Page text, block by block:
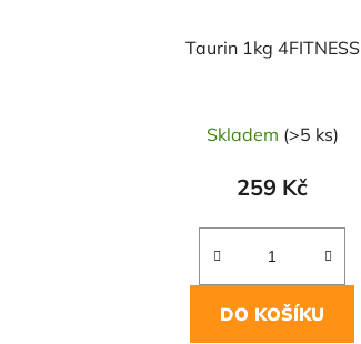
Taurin 1kg 4FITNESS
Skladem (>5 ks)
259 Kč
DO KOŠÍKU